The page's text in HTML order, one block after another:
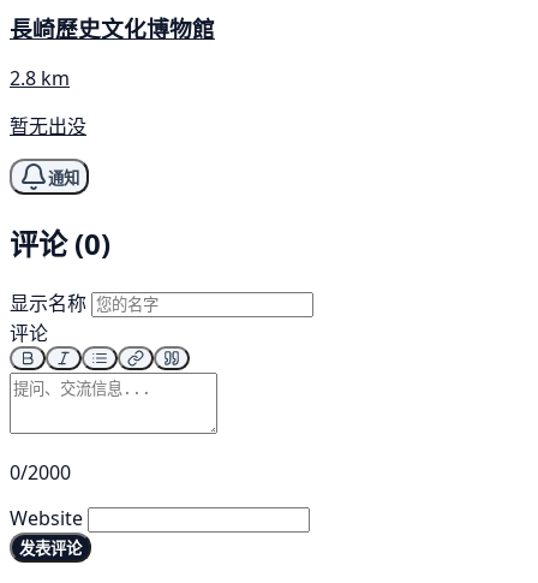
長崎歷史文化博物館
2.8 km
暂无出没
通知
评论 (0)
显示名称
评论
0/2000
Website
发表评论